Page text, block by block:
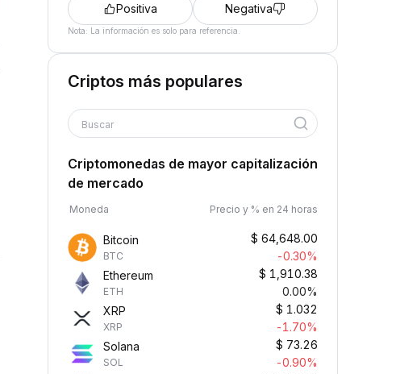
Positiva Negativa
Nota: La información es solo para referencia.
Criptos más populares
Buscar
Criptomonedas de mayor capitalización
de mercado
Moneda Precio y % en 24 horas
Bitcoin
BTC
$ 64,648.00
-0.30%
Ethereum
ETH
$ 1,910.38
0.00%
XRP
XRP
$ 1.032
-1.70%
Solana
SOL
$ 73.26
-0.90%